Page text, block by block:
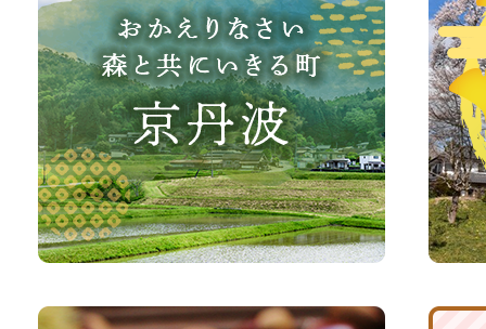
え
り
な
さ
い、
森
波
町
観
光
サ
イ